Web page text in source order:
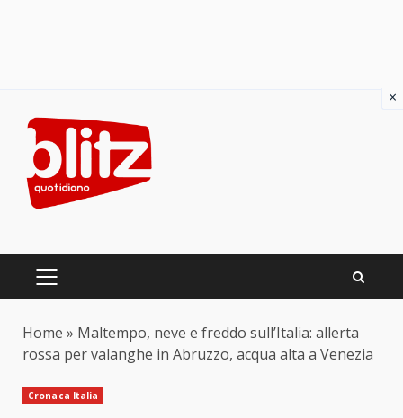
content
PRIMARY
Home » Maltempo, neve e freddo sull’Italia: allerta
rossa per valanghe in Abruzzo, acqua alta a Venezia
Cronaca Italia
×